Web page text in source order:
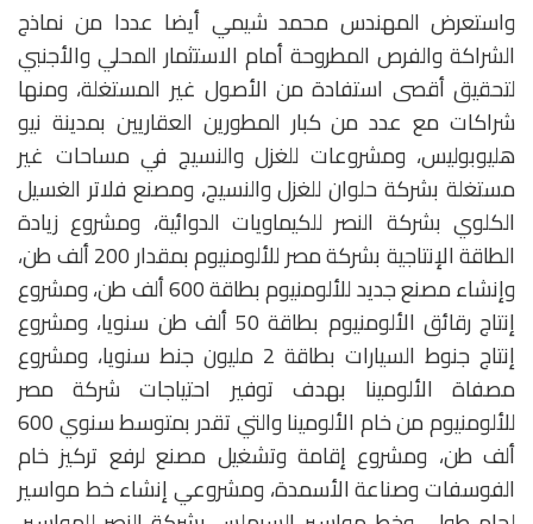
واستعرض المهندس محمد شيمي أيضا عددا من نماذج
الشراكة والفرص المطروحة أمام الاستثمار المحلي والأجنبي
لتحقيق أقصى استفادة من الأصول غير المستغلة، ومنها
شراكات مع عدد من كبار المطورين العقاريين بمدينة نيو
هليوبوليس، ومشروعات للغزل والنسيج في مساحات غير
مستغلة بشركة حلوان للغزل والنسيج، ومصنع فلاتر الغسيل
الكلوي بشركة النصر للكيماويات الدوائية، ومشروع زيادة
الطاقة الإنتاجية بشركة مصر للألومنيوم بمقدار 200 ألف طن،
وإنشاء مصنع جديد للألومنيوم بطاقة 600 ألف طن، ومشروع
إنتاج رقائق الألومنيوم بطاقة 50 ألف طن سنويا، ومشروع
إنتاج جنوط السيارات بطاقة 2 مليون جنط سنويا، ومشروع
مصفاة الألومينا بهدف توفير احتياجات شركة مصر
للألومنيوم من خام الألومينا والتي تقدر بمتوسط سنوي 600
ألف طن، ومشروع إقامة وتشغيل مصنع لرفع تركيز خام
الفوسفات وصناعة الأسمدة، ومشروعي إنشاء خط مواسير